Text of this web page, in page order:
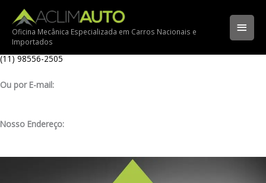
para
conteúdo
Oficina Mecânica Especializada em Carros Nacionais e
Importados
Ligue para nossa oficina:
(11) 3341-3969
Ligue pelo nosso WhatsApp:
(11) 98556-2505
Ou por E-mail:
Nosso Endereço: